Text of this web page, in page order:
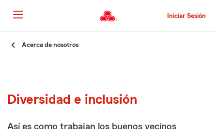
al
contenido
principal
Iniciar Sesión
ComienzoAcerca de nosotros
Diversidad e inclusión
Así es como trabajan los buenos vecinos